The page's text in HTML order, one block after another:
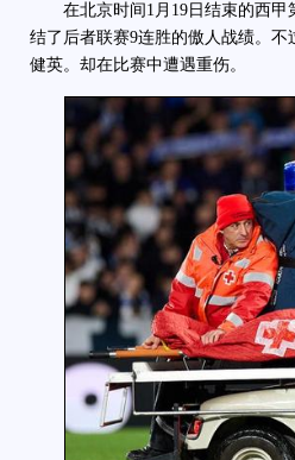
在北京时间1月19日结束的西甲
结了后者联赛9连胜的傲人战绩。
健英。却在比赛中遭遇重伤。